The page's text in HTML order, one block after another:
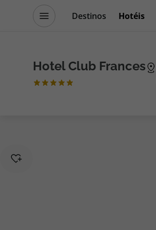
Destinos Hotéis
Hotel Club Frances